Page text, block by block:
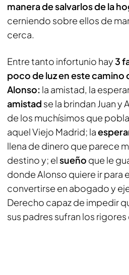
manera de salvarlos de la
cerniendo sobre ellos de
cerca.
Entre tanto infortunio hay3
poco de luz en este camino
Alonso: la amistad, la
amistad se la brindan Juan
de los muchísimos que
aquel Viejo Madrid; la
llena de dinero que parece
destino y; elsueño que le
donde Alonso quiere ir para
convertirse en abogado y
Derecho capaz de impedir
sus padres sufran los rigores